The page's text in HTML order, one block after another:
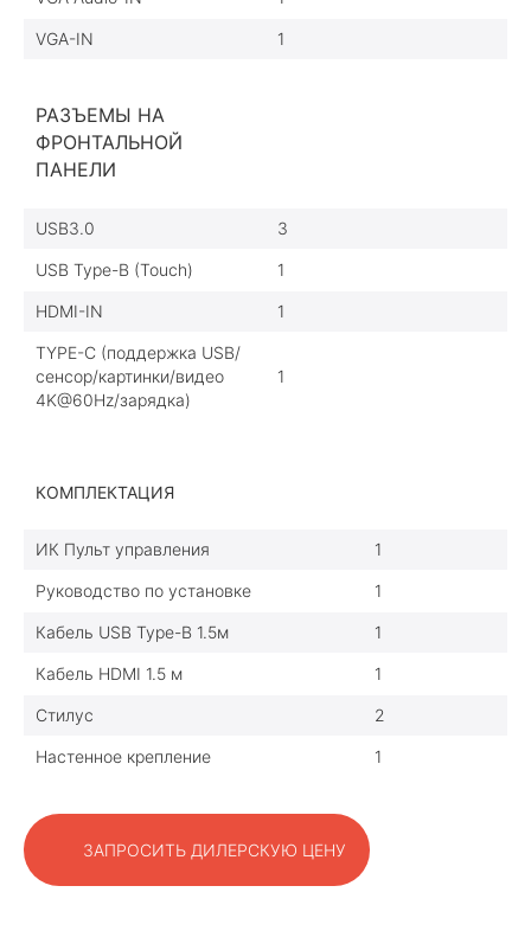
VGA-IN 1
РАЗЪЕМЫ НА
ФРОНТАЛЬНОЙ
ПАНЕЛИ
USB3.0 3
USB Type-B (Touch) 1
HDMI-IN 1
TYPE-C (поддержка USB/
сенсор/картинки/видео
4K@60Hz/зарядка)
1
КОМПЛЕКТАЦИЯ
ИК Пульт управления 1
Руководство по установке 1
Кабель USB Type-B 1.5м 1
Кабель HDMI 1.5 м 1
Стилус 2
Настенное крепление 1
ЗАПРОСИТЬ ДИЛЕРСКУЮ ЦЕНУ